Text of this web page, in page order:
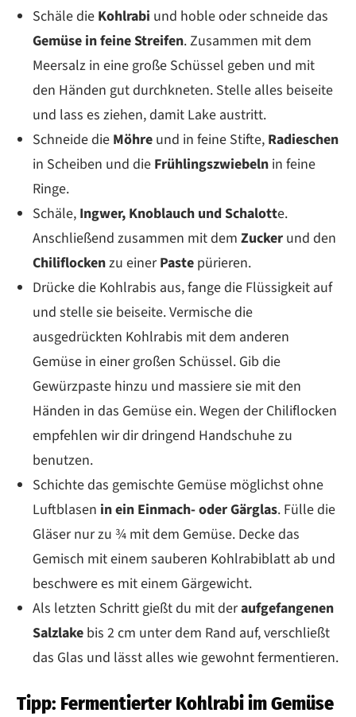
Schäle die Kohlrabi und hoble oder schneide das
Gemüse in feine Streifen. Zusammen mit dem
Meersalz in eine große Schüssel geben und mit
den Händen gut durchkneten. Stelle alles beiseite
und lass es ziehen, damit Lake austritt.
Schneide die Möhre und in feine Stifte, Radieschen
in Scheiben und die Frühlingszwiebeln in feine
Ringe.
Schäle, Ingwer, Knoblauch und Schalotte.
Anschließend zusammen mit dem Zucker und den
Chiliflockenzu einerPaste pürieren.
Drücke die Kohlrabis aus, fange die Flüssigkeit auf
und stelle sie beiseite. Vermische die
ausgedrückten Kohlrabis mit dem anderen
Gemüse in einer großen Schüssel. Gib die
Gewürzpaste hinzu und massiere sie mit den
Händen in das Gemüse ein. Wegen der Chiliflocken
empfehlen wir dir dringend Handschuhe zu
benutzen.
Schichte das gemischte Gemüse möglichst ohne
Luftblasen in ein Einmach- oder Gärglas. Fülle die
Gläser nur zu ¾ mit dem Gemüse. Decke das
Gemisch mit einem sauberen Kohlrabiblatt ab und
beschwere es mit einem Gärgewicht.
Als letzten Schritt gießt du mit deraufgefangenen
Salzlake bis 2 cm unter dem Rand auf, verschließt
das Glas und lässt alles wie gewohnt fermentieren.
Tipp: Fermentierter Kohlrabi im Gemüse